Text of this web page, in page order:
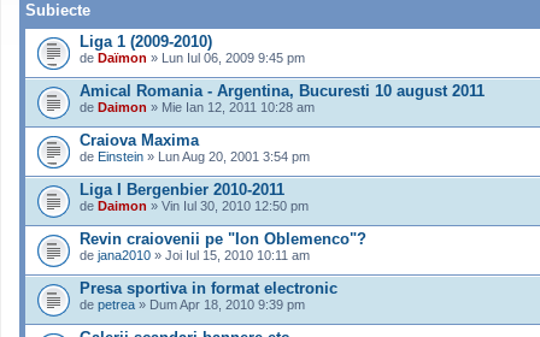
Subiecte
Liga 1 (2009-2010)
de Daïmon » Lun Iul 06, 2009 9:45 pm
Amical Romania - Argentina, Bucuresti 10 august 2011
de Daimon » Mie Ian 12, 2011 10:28 am
Craiova Maxima
de Einstein » Lun Aug 20, 2001 3:54 pm
Liga I Bergenbier 2010-2011
de Daimon » Vin Iul 30, 2010 12:50 pm
Revin craiovenii pe "Ion Oblemenco"?
de jana2010 » Joi Iul 15, 2010 10:11 am
Presa sportiva in format electronic
de petrea » Dum Apr 18, 2010 9:39 pm